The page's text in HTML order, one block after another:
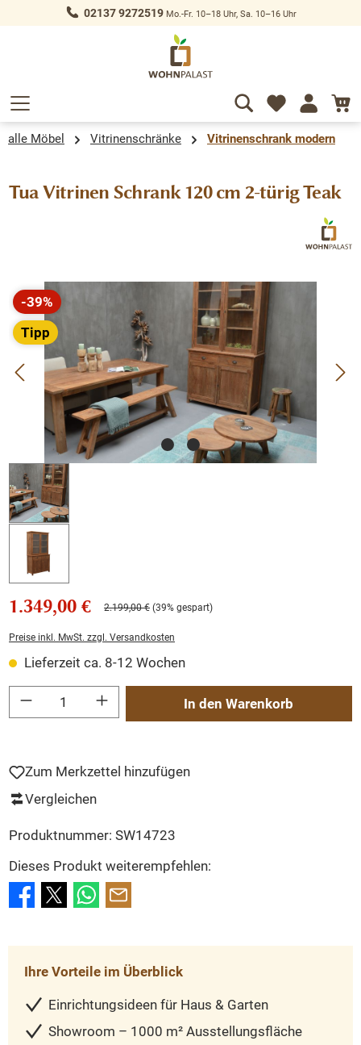
springen 02137 9272519Mo.-Fr. 10–18 Uhr, Sa. 10–16 Uhr
alle Möbel Vitrinenschränke Vitrinenschrank modern
Tua Vitrinen Schrank 120 cm 2-türig Teak
Bildergalerie überspringen
-39%
Rabatt
Tipp
1.349,00 € 2.199,00 € (39% gespart)
Preise inkl. MwSt. zzgl. Versandkosten
Lieferzeit ca. 8-12 Wochen
Produkt Anzahl: Gib den gewünschten Wert ein oder benutze die Schaltflächen
In den Warenkorb
Zum Merkzettel hinzufügen
Vergleichen
Produktnummer: SW14723
Dieses Produkt weiterempfehlen:
Ihre Vorteile im Überblick
Einrichtungsideen für Haus & Garten
Showroom – 1000 m² Ausstellungsfläche